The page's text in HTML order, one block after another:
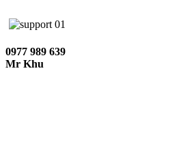
0977 989 639
Mr Khu